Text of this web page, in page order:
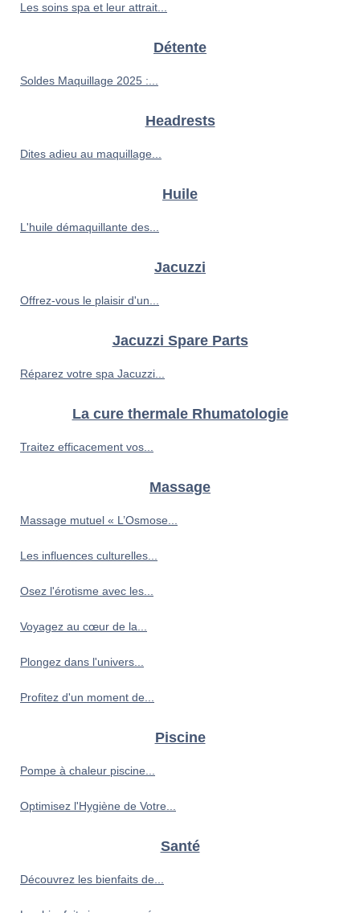
Les soins spa et leur attrait...
Détente
Soldes Maquillage 2025 :...
Headrests
Dites adieu au maquillage...
Huile
L'huile démaquillante des...
Jacuzzi
Offrez-vous le plaisir d'un...
Jacuzzi Spare Parts
Réparez votre spa Jacuzzi...
La cure thermale Rhumatologie
Traitez efficacement vos...
Massage
Massage mutuel « L’Osmose...
Les influences culturelles...
Osez l'érotisme avec les...
Voyagez au cœur de la...
Plongez dans l'univers...
Profitez d'un moment de...
Piscine
Pompe à chaleur piscine...
Optimisez l'Hygiène de Votre...
Santé
Découvrez les bienfaits de...